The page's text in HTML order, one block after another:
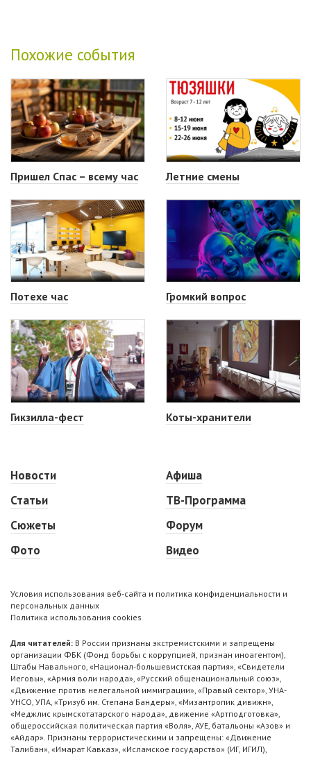
Похожие события
Пришел Спас – всему час Летние смены
Потехе час Громкий вопрос
Гикзилла-фест Коты-хранители
Новости
Статьи
Сюжеты
Фото
Афиша
ТВ-Программа
Форум
Видео
Условия использования веб-сайта и политика конфиденциальности и
персональных данных
Политика использования cookies
Для читателей: В России признаны экстремистскими и запрещены
организации ФБК (Фонд борьбы с коррупцией, признан иноагентом),
Штабы Навального, «Национал-большевистская партия», «Свидетели
Иеговы», «Армия воли народа», «Русский общенациональный союз»,
«Движение против нелегальной иммиграции», «Правый сектор», УНА-
УНСО, УПА, «Тризуб им. Степана Бандеры», «Мизантропик дивижн»,
«Меджлис крымскотатарского народа», движение «Артподготовка»,
общероссийская политическая партия «Воля», АУЕ, батальоны «Азов» и
«Айдар». Признаны террористическими и запрещены: «Движение
Талибан», «Имарат Кавказ», «Исламское государство» (ИГ, ИГИЛ),